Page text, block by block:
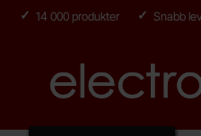
14 000 produkter Snabb